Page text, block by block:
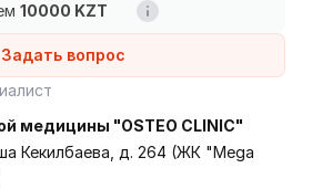
10000 KZT
Задать вопрос
медицины "OSTEO CLINIC"
Кекилбаева, д. 264 (ЖК "Mega